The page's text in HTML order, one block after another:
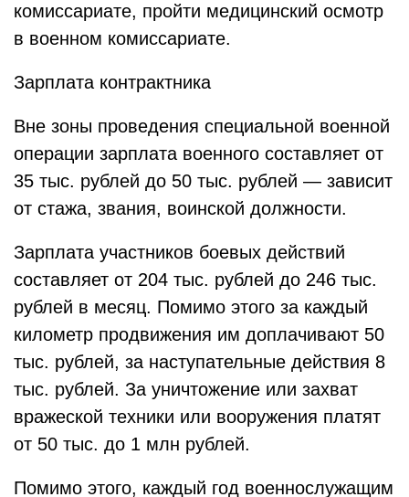
комиссариате, пройти медицинский осмотр
в военном комиссариате.
Зарплата контрактника
Вне зоны проведения специальной военной
операции зарплата военного составляет от
35 тыс. рублей до 50 тыс. рублей — зависит
от стажа, звания, воинской должности.
Зарплата участников боевых действий
составляет от 204 тыс. рублей до 246 тыс.
рублей в месяц. Помимо этого за каждый
километр продвижения им доплачивают 50
тыс. рублей, за наступательные действия 8
тыс. рублей. За уничтожение или захват
вражеской техники или вооружения платят
от 50 тыс. до 1 млн рублей.
Помимо этого, каждый год военнослужащим